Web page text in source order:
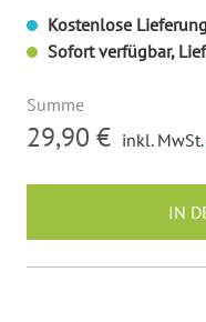
Kostenlose
Sofort verfügbar,
Summe
29,90 € inkl. MwSt.
IN